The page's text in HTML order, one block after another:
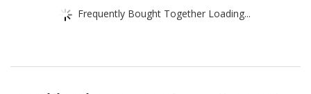
Frequently Bought Together Loading...